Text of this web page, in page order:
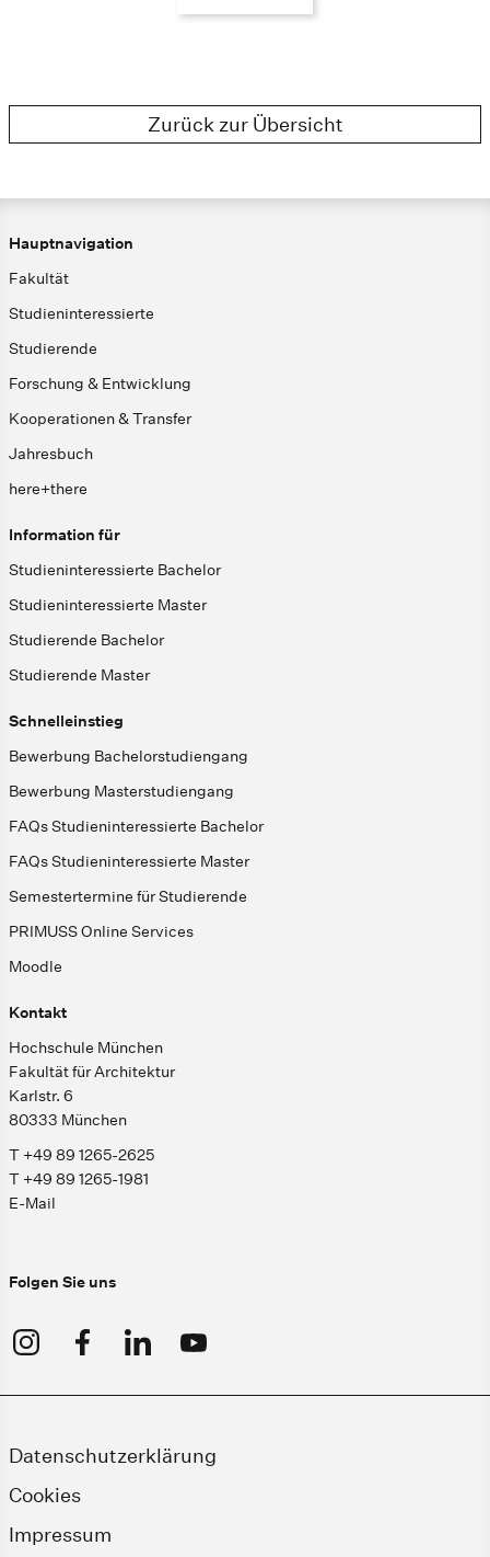
Zurück zur Übersicht
Hauptnavigation
Fakultät
Studieninteressierte
Studierende
Forschung & Entwicklung
Kooperationen & Transfer
Jahresbuch
here+there
Information für
Studieninteressierte Bachelor
Studieninteressierte Master
Studierende Bachelor
Studierende Master
Schnelleinstieg
Bewerbung Bachelorstudiengang
Bewerbung Masterstudiengang
FAQs Studieninteressierte Bachelor
FAQs Studieninteressierte Master
Semestertermine für Studierende
PRIMUSS Online Services
Moodle
Kontakt
Hochschule München
Fakultät für Architektur
Karlstr. 6
80333 München
T +49 89 1265-2625
T +49 89 1265-1981
E-Mail
Folgen Sie uns
Datenschutzerklärung
Cookies
Impressum